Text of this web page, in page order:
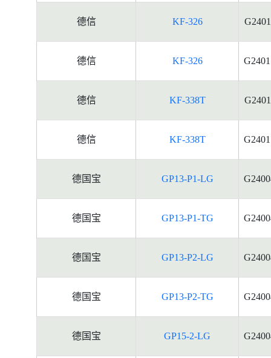
德信 KF-326
德信 KF-326
德信 KF-338T
德信 KF-338T
德国宝 GP13-P1-LG
德国宝 GP13-P1-TG
德国宝 GP13-P2-LG
德国宝 GP13-P2-TG
德国宝 GP15-2-LG